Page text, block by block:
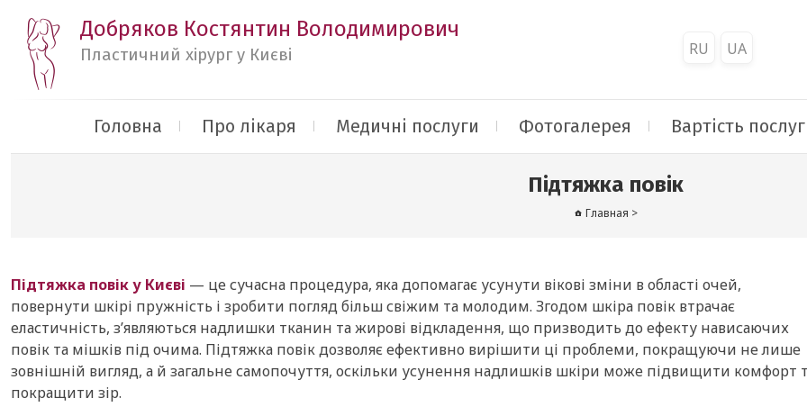
Добряков Костянтин Володимирович
Пластичний хірург у Києві RU UA
Головна Про лікаря Медичні послуги Фотогалерея Вартість послуг
Підтяжка повік
Главная >
Підтяжка повік у Києві — це сучасна процедура, яка допомагає усунути вікові зміни в області очей,
повернути шкірі пружність і зробити погляд більш свіжим та молодим. Згодом шкіра повік втрачає
еластичність, з’являються надлишки тканин та жирові відкладення, що призводить до ефекту нависаючих
повік та мішків під очима. Підтяжка повік дозволяє ефективно вирішити ці проблеми, покращуючи не лише
зовнішній вигляд, а й загальне самопочуття, оскільки усунення надлишків шкіри може підвищити комфорт
покращити зір.